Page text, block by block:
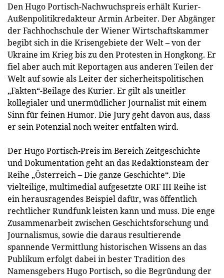
Den Hugo Portisch-Nachwuchspreis erhält Kurier-
Außenpolitikredakteur Armin Arbeiter. Der Abgänger
der Fachhochschule der Wiener Wirtschaftskammer
begibt sich in die Krisengebiete der Welt – von der
Ukraine im Krieg bis zu den Protesten in Hongkong. Er
fiel aber auch mit Reportagen aus anderen Teilen der
Welt auf sowie als Leiter der sicherheitspolitischen
„Fakten“-Beilage des Kurier. Er gilt als uneitler
kollegialer und unermüdlicher Journalist mit einem
Sinn für feinen Humor. Die Jury geht davon aus, dass
er sein Potenzial noch weiter entfalten wird.
Der Hugo Portisch-Preis im Bereich Zeitgeschichte
und Dokumentation geht an das Redaktionsteam der
Reihe „Österreich – Die ganze Geschichte“. Die
vielteilige, multimedial aufgesetzte ORF III Reihe ist
ein herausragendes Beispiel dafür, was öffentlich
rechtlicher Rundfunk leisten kann und muss. Die enge
Zusammenarbeit zwischen Geschichtsforschung und
Journalismus, sowie die daraus resultierende
spannende Vermittlung historischen Wissens an das
Publikum erfolgt dabei in bester Tradition des
Namensgebers Hugo Portisch, so die Begründung der